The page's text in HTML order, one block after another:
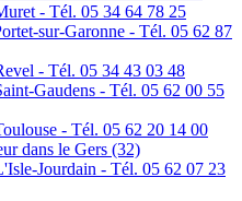
- Tél. 05 34 64 78 25
sur-Garonne - Tél. 05 62 87
- Tél. 05 34 43 03 48
Gaudens - Tél. 05 62 00 55
- Tél. 05 62 20 14 00
dans le Gers (32)
Jourdain - Tél. 05 62 07 23